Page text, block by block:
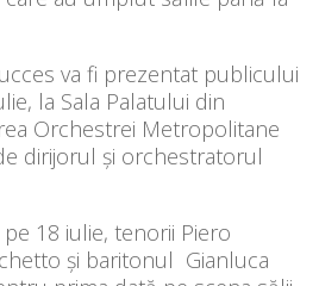
va fi prezentat publicului
la Sala Palatului din
Orchestrei Metropolitane
dirijorul și orchestratorul
18 iulie, tenorii Piero
și baritonul Gianluca